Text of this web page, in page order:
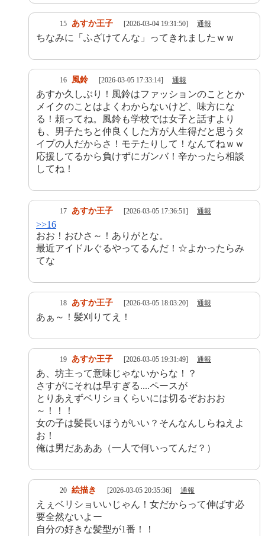
15 あすか王子 [2026-03-04 19:31:50] 通報
ちなみに「ふざけてんな」ってきれましたｗｗ
16 風鈴 [2026-03-05 17:33:14] 通報
あすか久しぶり！風鈴はファッションのこととか
メイクのことはよくわからないけど、味方にな
る！頼ってね。風鈴も学校では女子と話すより
も、男子たちと仲良くした方が人生得だと思うタ
イプの人だからさ！モテたりして！なんてねｗｗ
応援してるから負けずにガンバ！辛かったら相談
してね！
17 あすか王子 [2026-03-05 17:36:51] 通報
>>16
おお！おひさ～！ありがとな。
最近アイドルぐるやってるんだ！☆よかったらみ
てな
18 あすか王子 [2026-03-05 18:03:20] 通報
あぁ～！髪刈りてえ！
19 あすか王子 [2026-03-05 19:31:49] 通報
あ、坊主って意味じゃないからな！？
さすがにそれは早すぎる....ペースが
とりあえずベリショくらいには切るぞおおお
～！！！
女の子は髪長いほうがいい？そんなんしらねえよ
お！
俺は男だあああ（一人で何いってんだ？）
20 絵描き [2026-03-05 20:35:36] 通報
えぇベリショいいじゃん！女だからって伸ばす必
要全然ないよー
自分の好きな髪型が1番！！